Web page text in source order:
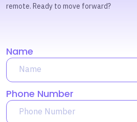
remote. Ready to move forward?
Name
Phone Number